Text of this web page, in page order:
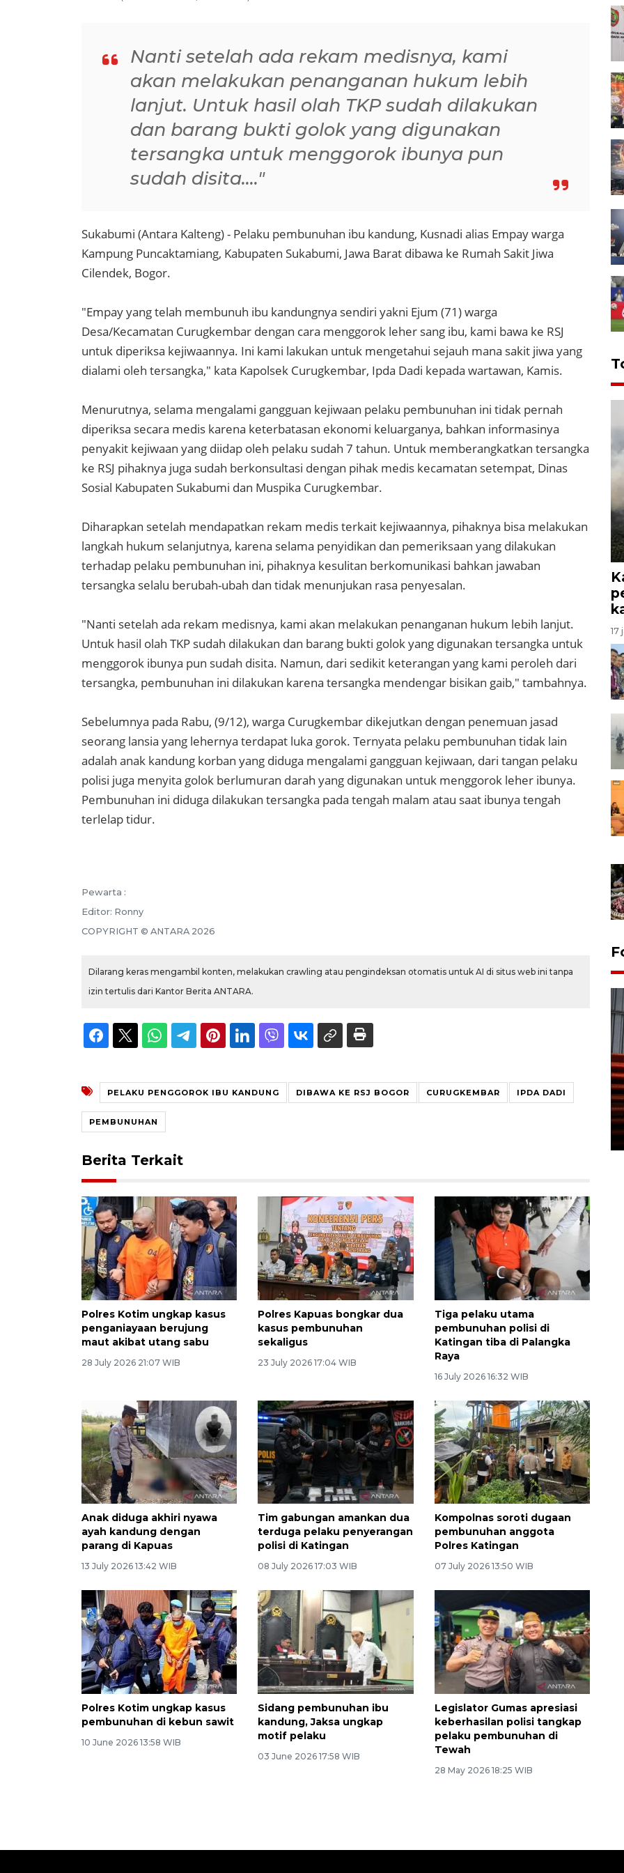
Nanti setelah ada rekam medisnya, kami
akan melakukan penanganan hukum lebih
lanjut. Untuk hasil olah TKP sudah dilakukan
dan barang bukti golok yang digunakan
tersangka untuk menggorok ibunya pun
sudah disita...."
Sukabumi (Antara Kalteng) - Pelaku pembunuhan ibu kandung, Kusnadi alias Empay warga
Kampung Puncaktamiang, Kabupaten Sukabumi, Jawa Barat dibawa ke Rumah Sakit Jiwa
Cilendek, Bogor.
"Empay yang telah membunuh ibu kandungnya sendiri yakni Ejum (71) warga
Desa/Kecamatan Curugkembar dengan cara menggorok leher sang ibu, kami bawa ke RSJ
untuk diperiksa kejiwaannya. Ini kami lakukan untuk mengetahui sejauh mana sakit jiwa yang
dialami oleh tersangka," kata Kapolsek Curugkembar, Ipda Dadi kepada wartawan, Kamis.
Menurutnya, selama mengalami gangguan kejiwaan pelaku pembunuhan ini tidak pernah
diperiksa secara medis karena keterbatasan ekonomi keluarganya, bahkan informasinya
penyakit kejiwaan yang diidap oleh pelaku sudah 7 tahun. Untuk memberangkatkan tersangka
ke RSJ pihaknya juga sudah berkonsultasi dengan pihak medis kecamatan setempat, Dinas
Sosial Kabupaten Sukabumi dan Muspika Curugkembar.
Diharapkan setelah mendapatkan rekam medis terkait kejiwaannya, pihaknya bisa melakukan
langkah hukum selanjutnya, karena selama penyidikan dan pemeriksaan yang dilakukan
terhadap pelaku pembunuhan ini, pihaknya kesulitan berkomunikasi bahkan jawaban
tersangka selalu berubah-ubah dan tidak menunjukan rasa penyesalan.
"Nanti setelah ada rekam medisnya, kami akan melakukan penanganan hukum lebih lanjut.
Untuk hasil olah TKP sudah dilakukan dan barang bukti golok yang digunakan tersangka untuk
menggorok ibunya pun sudah disita. Namun, dari sedikit keterangan yang kami peroleh dari
tersangka, pembunuhan ini dilakukan karena tersangka mendengar bisikan gaib," tambahnya.
Sebelumnya pada Rabu, (9/12), warga Curugkembar dikejutkan dengan penemuan jasad
seorang lansia yang lehernya terdapat luka gorok. Ternyata pelaku pembunuhan tidak lain
adalah anak kandung korban yang diduga mengalami gangguan kejiwaan, dari tangan pelaku
polisi juga menyita golok berlumuran darah yang digunakan untuk menggorok leher ibunya.
Pembunuhan ini diduga dilakukan tersangka pada tengah malam atau saat ibunya tengah
terlelap tidur.
Pewarta :
Editor: Ronny
COPYRIGHT © ANTARA 2026
Dilarang keras mengambil konten, melakukan crawling atau pengindeksan otomatis untuk AI di situs web ini tanpa
izin tertulis dari Kantor Berita ANTARA.
PELAKU PENGGOROK IBU KANDUNG DIBAWA KE RSJ BOGOR CURUGKEMBAR IPDA DADI
PEMBUNUHAN
Berita Terkait
Polres Kotim ungkap kasus
penganiayaan berujung
maut akibat utang sabu
28 July 2026 21:07 WIB
Polres Kapuas bongkar dua
kasus pembunuhan
sekaligus
23 July 2026 17:04 WIB
Tiga pelaku utama
pembunuhan polisi di
Katingan tiba di Palangka
Raya
16 July 2026 16:32 WIB
Anak diduga akhiri nyawa
ayah kandung dengan
parang di Kapuas
13 July 2026 13:42 WIB
Tim gabungan amankan dua
terduga pelaku penyerangan
polisi di Katingan
08 July 2026 17:03 WIB
Kompolnas soroti dugaan
pembunuhan anggota
Polres Katingan
07 July 2026 13:50 WIB
Polres Kotim ungkap kasus
pembunuhan di kebun sawit
10 June 2026 13:58 WIB
Sidang pembunuhan ibu
kandung, Jaksa ungkap
motif pelaku
03 June 2026 17:58 WIB
Legislator Gumas apresiasi
keberhasilan polisi tangkap
pelaku pembunuhan di
Tewah
28 May 2026 18:25 WIB
17
Prediksi puncak musim
kemarau di Kalimantan